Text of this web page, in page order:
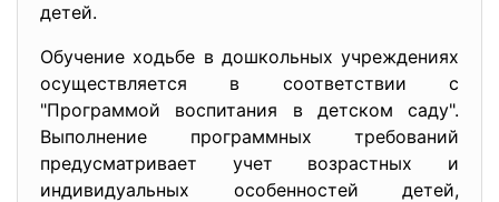
детей.
Обучение ходьбе в дошкольных учреждениях
осуществляется в соответствии с
"Программой воспитания в детском саду".
Выполнение программных требований
предусматривает учет возрастных и
индивидуальных особенностей детей,